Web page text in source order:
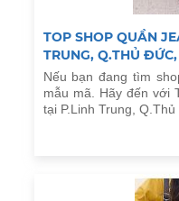
TOP SHOP QUẦN
TRUNG, Q.THỦ
Nếu bạn đang tìm
mẫu mã. Hãy đến với
tại P.Linh Trung,